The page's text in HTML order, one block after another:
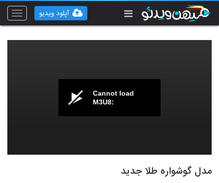
Toggle
آپلود ویدیو
Cannot load
M3U8:
مدل گوشواره طلا جدید